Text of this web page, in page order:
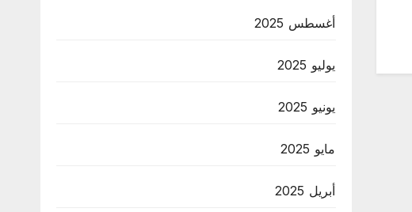
أغسطس 2025
يوليو 2025
يونيو 2025
مايو 2025
أبريل 2025